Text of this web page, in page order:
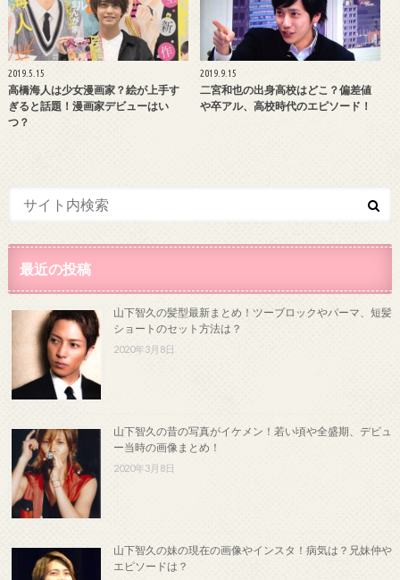
2019.5.15
高橋海人は少女漫画家？絵が上手す
ぎると話題！漫画家デビューはい
つ？
2019.9.15
二宮和也の出身高校はどこ？偏差値
や卒アル、高校時代のエピソード！
最近の投稿
山下智久の髪型最新まとめ！ツーブロックやパーマ、短髪
ショートのセット方法は？
2020年3月8日
山下智久の昔の写真がイケメン！若い頃や全盛期、デビュ
ー当時の画像まとめ！
2020年3月8日
山下智久の妹の現在の画像やインスタ！病気は？兄妹仲や
エピソードは？